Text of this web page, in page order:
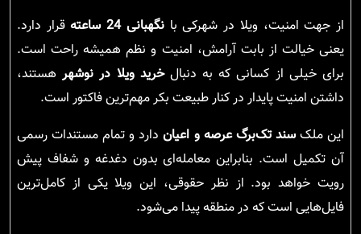
از جهت امنیت، ویلا در شهرکی بانگهبانی 24 ساعته
قرار دارد.
یعنی خیالت از بابت آرامش، امنیت و نظم همیشه راحت است.
برای خیلی از کسانی که به دنبالخرید ویلا در نوشهرهستند،
داشتن امنیت پایدار در کنار طبیعت بکر مهم‌ترین فاکتور است.
این ملکسند تک‌برگ عرصه و اعیاندارد و تمام مستندات رسمی
آن تکمیل است. بنابراین معامله‌ای بدون دغدغه و شفاف پیش
رویت خواهد بود. از نظر حقوقی، این ویلا یکی از کامل‌ترین
فایل‌هایی است که در منطقه پیدا می‌شود.